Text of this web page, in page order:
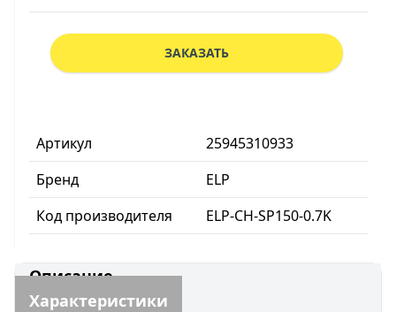
Артикул
25945310933
Бренд
ELP
Код производителя
ELP-CH-SP150-0.7K
ЗАКАЗАТЬ
Описание
Характеристики